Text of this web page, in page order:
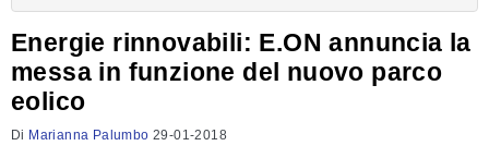
Energie rinnovabili: E.ON annuncia la
messa in funzione del nuovo parco
eolico
Di Marianna Palumbo 29-01-2018